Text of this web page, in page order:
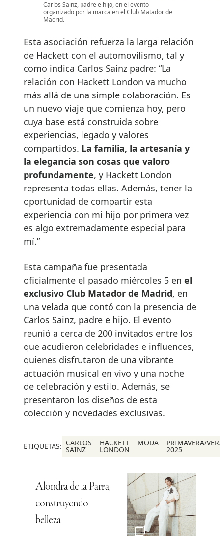
Carlos Sainz, padre e hijo, en el evento
organizado por la marca en el Club Matador de
Madrid.
Esta asociación refuerza la larga relación
de Hackett con el automovilismo, tal y
como indica Carlos Sainz padre: “La
relación con Hackett London va mucho
más allá de una simple colaboración. Es
un nuevo viaje que comienza hoy, pero
cuya base está construida sobre
experiencias, legado y valores
compartidos. La familia, la artesanía y
la elegancia son cosas que valoro
profundamente, y Hackett London
representa todas ellas. Además, tener la
oportunidad de compartir esta
experiencia con mi hijo por primera vez
es algo extremadamente especial para
mí.”
Esta campaña fue presentada
oficialmente el pasado miércoles 5 en el
exclusivo Club Matador de Madrid, en
una velada que contó con la presencia de
Carlos Sainz, padre e hijo. El evento
reunió a cerca de 200 invitados entre los
que acudieron celebridades e influences,
quienes disfrutaron de una vibrante
actuación musical en vivo y una noche
de celebración y estilo. Además, se
presentaron los diseños de esta
colección y novedades exclusivas.
ETIQUETAS: CARLOS
SAINZ
HACKETT
LONDON
MODA PRIMAVERA/
2025
Alondra de la Parra,
construyendo
belleza